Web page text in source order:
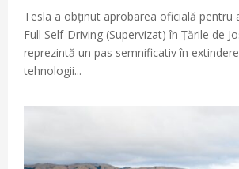
Tesla a obținut aprobarea oficială pentru
Full Self-Driving (Supervizat) în Țările de
reprezintă un pas semnificativ în
tehnologii...